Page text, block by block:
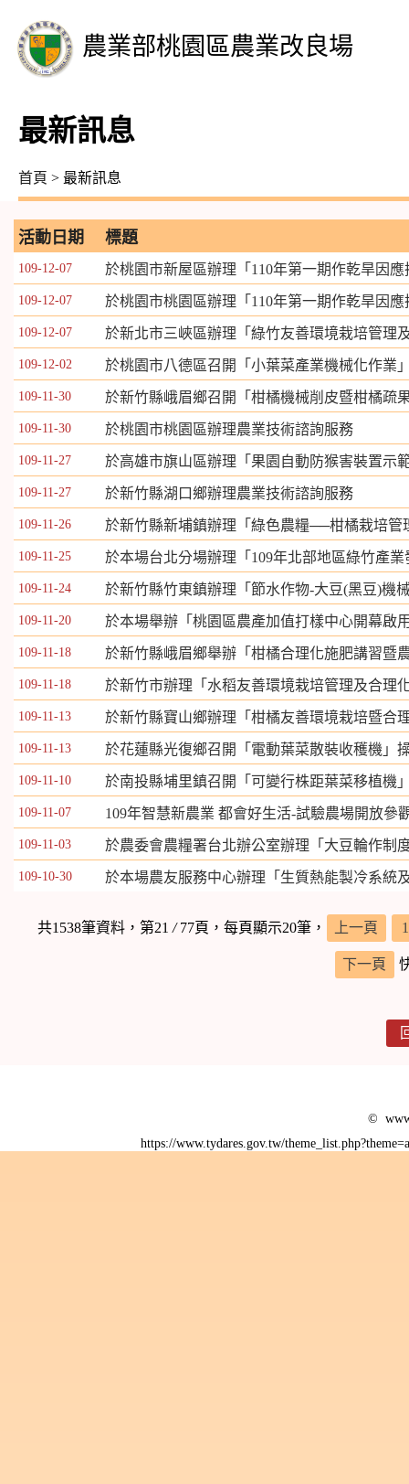
農業部桃園區農業改良場
最新訊息
首頁 > 最新訊息
活動日期 標題
109-12-07 於桃園市新屋區辦理「110年第一期作乾旱因
109-12-07 於桃園市桃園區辦理「110年第一期作乾旱因
109-12-07 於新北市三峽區辦理「綠竹友善環境栽培管理
109-12-02 於桃園市八德區召開「小葉菜產業機械化作業
109-11-30 於新竹縣峨眉鄉召開「柑橘機械削皮暨柑橘疏
109-11-30 於桃園市桃園區辦理農業技術諮詢服務
109-11-27 於高雄市旗山區辦理「果園自動防猴害裝置示
109-11-27 於新竹縣湖口鄉辦理農業技術諮詢服務
109-11-26 於新竹縣新埔鎮辦理「綠色農糧──柑橘栽培
109-11-25 於本場台北分場辦理「109年北部地區綠竹產
109-11-24 於新竹縣竹東鎮辦理「節水作物-大豆(黑豆)機
109-11-20 於本場舉辦「桃園區農產加值打樣中心開幕啟
109-11-18 於新竹縣峨眉鄉舉辦「柑橘合理化施肥講習暨
109-11-18 於新竹市辦理「水稻友善環境栽培管理及合理
109-11-13 於新竹縣寶山鄉辦理「柑橘友善環境栽培暨合
109-11-13 於花蓮縣光復鄉召開「電動葉菜散裝收穫機」
109-11-10 於南投縣埔里鎮召開「可變行株距葉菜移植機
109-11-07 109年智慧新農業 都會好生活-試驗農場開放參
109-11-03 於農委會農糧署台北辦公室辦理「大豆輪作制
109-10-30 於本場農友服務中心辦理「生質熱能製冷系統
共1538筆資料，第21 /77頁，每頁顯示20筆， 上一頁 1
下一頁
©
https://www.tydares.gov.tw/